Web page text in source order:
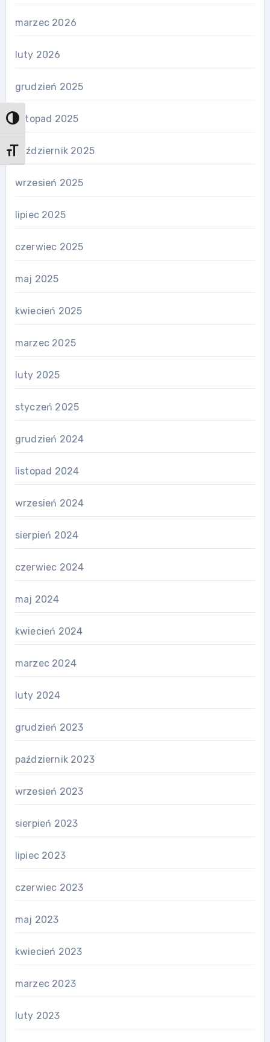
Przełącz wysoki kontrast
Zmień rozmiar czcionek
marzec 2026
luty 2026
grudzień 2025
listopad 2025
październik 2025
wrzesień 2025
lipiec 2025
czerwiec 2025
maj 2025
kwiecień 2025
marzec 2025
luty 2025
styczeń 2025
grudzień 2024
listopad 2024
wrzesień 2024
sierpień 2024
czerwiec 2024
maj 2024
kwiecień 2024
marzec 2024
luty 2024
grudzień 2023
październik 2023
wrzesień 2023
sierpień 2023
lipiec 2023
czerwiec 2023
maj 2023
kwiecień 2023
marzec 2023
luty 2023